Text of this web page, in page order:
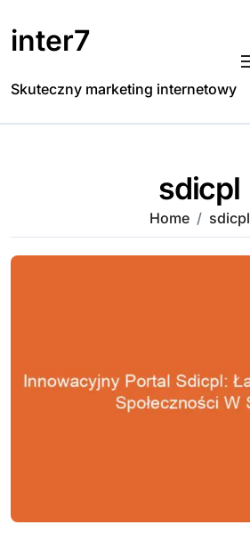
to
content
inter7
Skuteczny marketing internetowy
sdicpl
Home sdicpl